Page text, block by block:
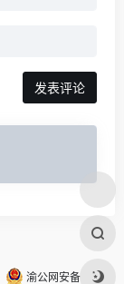
发表评论
渝公网安备